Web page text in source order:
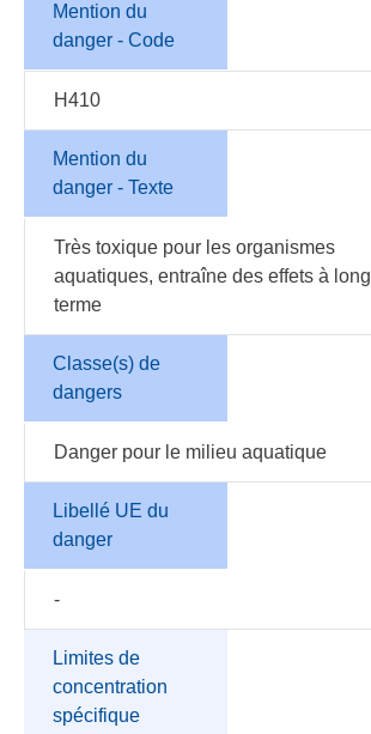
Mention du
danger - Code
H410
Mention du
danger - Texte
Très toxique pour les organismes
aquatiques, entraîne des effets à long
terme
Classe(s) de
dangers
Danger pour le milieu aquatique
Libellé UE du
danger
-
Limites de
concentration
spécifique